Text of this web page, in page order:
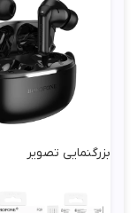
بزرگنمایی تصویر